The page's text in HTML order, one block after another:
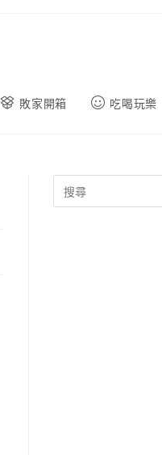
敗家開箱 吃喝玩樂